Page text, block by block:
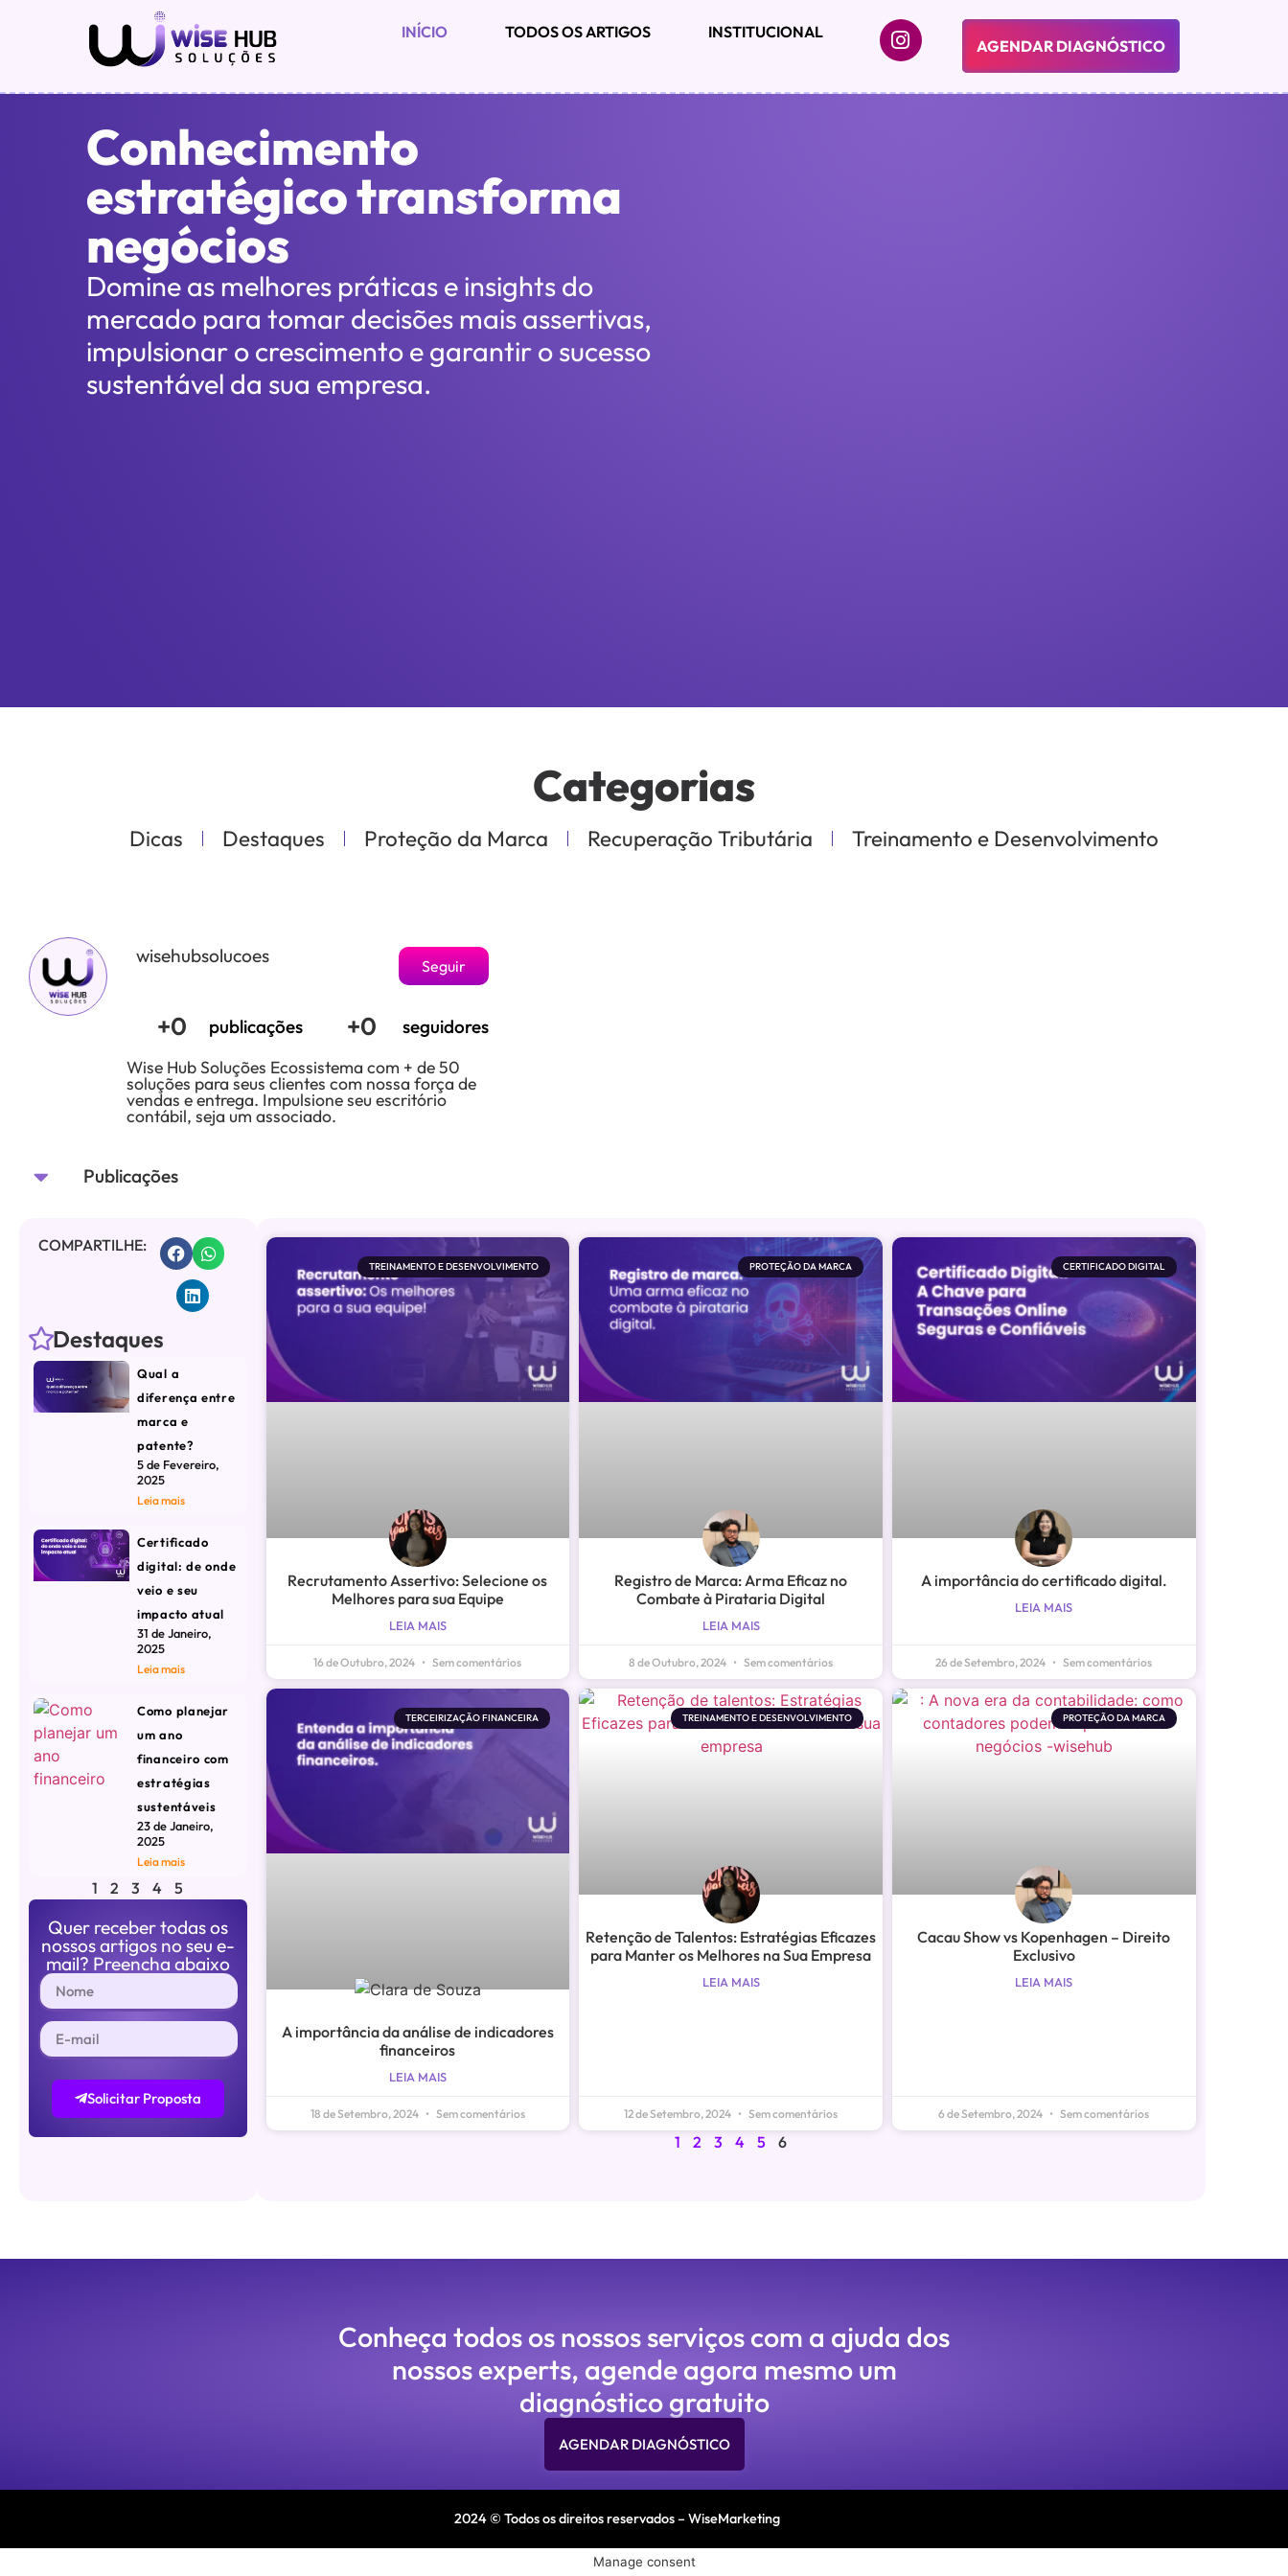
INÍCIO TODOS OS ARTIGOS INSTITUCIONAL
AGENDAR DIAGNÓSTICO
Conhecimento
estratégico transforma
negócios
Domine as melhores práticas e insights do
mercado para tomar decisões mais assertivas,
impulsionar o crescimento e garantir o sucesso
sustentável da sua empresa.
Categorias
Dicas Destaques Proteção da Marca Recuperação Tributária Treinamento e Desenvolvimento
wisehubsolucoes Seguir
publicações
+0 seguidores
+0
Wise Hub Soluções Ecossistema com + de 50
soluções para seus clientes com nossa força de
vendas e entrega. Impulsione seu escritório
contábil, seja um associado.
Publicações
COMPARTILHE:
Destaques
Qual a
diferença entre
marca e
patente?
5 de Fevereiro,
2025
Leia mais
Certificado
digital: de onde
veio e seu
impacto atual
31 de Janeiro,
2025
Leia mais
Como planejar
um ano
financeiro com
estratégias
sustentáveis
23 de Janeiro,
2025
Leia mais
1 2 3 4 5
Quer receber todas os
nossos artigos no seu e-
mail? Preencha abaixo
Solicitar Proposta
TREINAMENTO E DESENVOLVIMENTO
Recrutamento Assertivo: Selecione os
Melhores para sua Equipe
LEIA MAIS
16 de Outubro, 2024 Sem comentários
PROTEÇÃO DA MARCA
Registro de Marca: Arma Eficaz no
Combate à Pirataria Digital
LEIA MAIS
8 de Outubro, 2024 Sem comentários
CERTIFICADO DIGITAL
A importância do certificado digital.
LEIA MAIS
26 de Setembro, 2024 Sem comentários
TERCEIRIZAÇÃO FINANCEIRA
A importância da análise de indicadores
financeiros
LEIA MAIS
18 de Setembro, 2024 Sem comentários
TREINAMENTO E DESENVOLVIMENTO
Retenção de Talentos: Estratégias Eficazes
para Manter os Melhores na Sua Empresa
LEIA MAIS
12 de Setembro, 2024 Sem comentários
PROTEÇÃO DA MARCA
Cacau Show vs Kopenhagen – Direito
Exclusivo
LEIA MAIS
6 de Setembro, 2024 Sem comentários
1 2 3 4 5 6
Conheça todos os nossos serviços com a ajuda dos
nossos experts, agende agora mesmo um
diagnóstico gratuito
AGENDAR DIAGNÓSTICO
2024 © Todos os direitos reservados – WiseMarketing
Manage consent